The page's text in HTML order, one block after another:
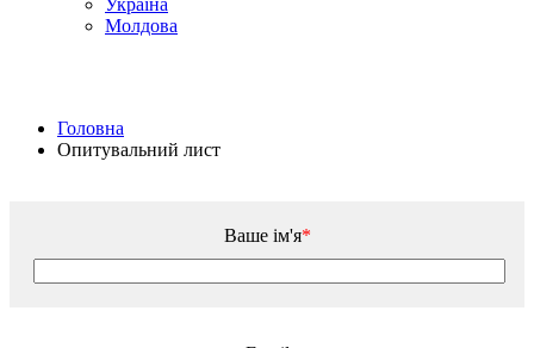
Україна
Молдова
Головна
Опитувальний лист
Ваше iм'я*